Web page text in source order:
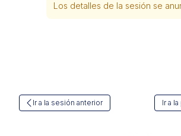
Los detalles de la sesión se
Ir a la sesión anterior Ir a